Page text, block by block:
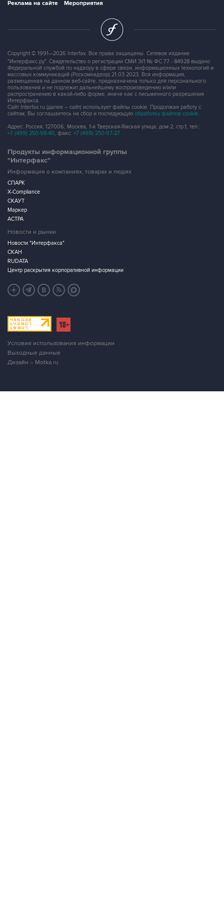
Copyright © 1991—2026 Interfax. Все права защищены. Сетевое издание
"Интерфакс.ру". Свидетельство о регистрации СМИ ЭЛ № ФС 77 - 84928 выдано
массовых коммуникаций (Роскомнадзор) 21.03.2023. Вся информация,
размещенная на данном веб-сайте, предназначена только для персонального
пользования и не подлежит дальнейшему воспроизведению и/или
распространению в какой-либо форме, иначе как с письменного разрешения
Интерфакса.
Сайт Interfax.ru (далее – сайт) использует файлы cookie. Продолжая работу с
сайтом, Вы соглашаетесь на сбор и последующую обработку файлов cookie.
Адрес: Россия, 127006, Москва, 1-я Тверская-Ямская улица, дом 2, стр.1, тел.:
+7 (499) 250-98-40, факс: +7 (499) 250-97-27
Продукты информационной группы
Информация о компаниях, товарах и людях
СПАРК
X-Compliance
СКАУТ
Маркер
АСТРА
Новости и рынки
Новости "Интерфакса"
СКАН
RUDATA
Центр раскрытия корпоративной информации
Условия использования информации
Выходные данные
Дизайн – Motka.ru